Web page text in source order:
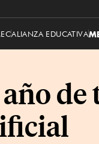
ALIANZA EDUCATIVA